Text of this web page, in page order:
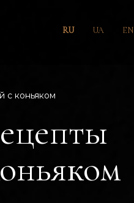
RU UA EN
с коньяком